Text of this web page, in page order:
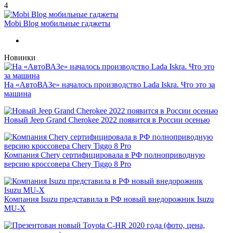
4
Mobi Blog мобильные гаджеты
Новинки
На «АвтоВАЗе» началось производство Lada Iskra. Что это за
машина
Новый Jeep Grand Cherokee 2022 появится в России осенью
Компания Chery сертифицировала в РФ полноприводную
версию кроссовера Chery Tiggo 8 Pro
Компания Isuzu представила в РФ новый внедорожник Isuzu
MU-X